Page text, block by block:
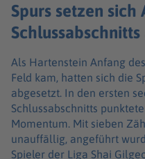
Spurs setzen sich
Schlussabschnitts
Als Hartenstein Anfang
Feld kam, hatten sich die
abgesetzt. In den ersten
Schlussabschnitts
Momentum. Mit sieben
unauffällig, angeführt
Spieler der Liga Shai